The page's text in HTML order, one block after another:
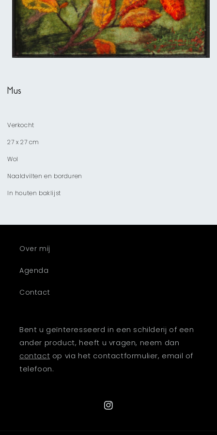
modaal
Mus
Verkocht
27 x 27 cm
Wol
Naaldvilten en borduren
In houten baklijst
Over mij
Agenda
Contact
Bent u geïnteresseerd in een schilderij of een
ander product, heeft u vragen, neem dan
contact op via het contactformulier, email of
telefoon.
Instagram